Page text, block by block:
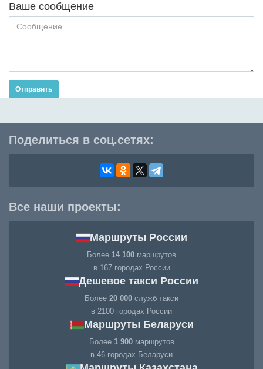
Ваше сообщение
Отправить
Поделиться в соц.сетях:
Все наши проекты:
Маршруты России
Более 14 100 маршрутов
в 167 городах России
Дешевое такси России
Более 20 000 служб такси
в 2100 городах России
Маршруты Беларуси
Более 1 900маршрутов
в 46 городах Беларуси